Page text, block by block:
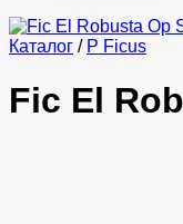
Каталог / P Ficus
Fic El